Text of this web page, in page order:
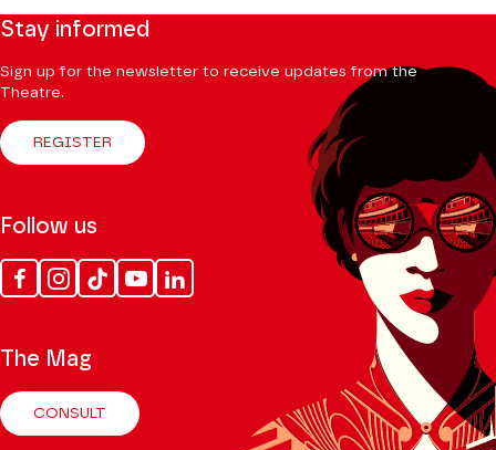
Stay informed
Sign up for the newsletter to receive updates from the
Theatre.
REGISTER
Follow us
FacebookInstagram
Tik
Tok
YoutubeLinkedin
The Mag
CONSULT